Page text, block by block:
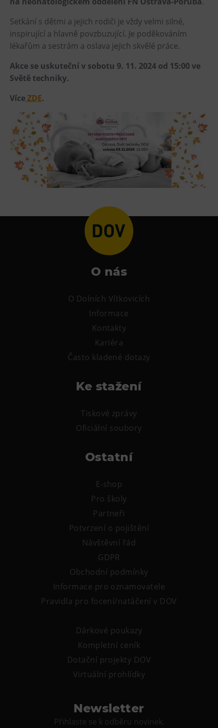
HopJump
Lezecká stěna
Fajna Dilna
Prohlídky
Dolní Vítkovice
Hornické muzeum
Občerstvení
Kavárna Velký Svět techniky
Narozeninové oslavy
Setkání s dětmi a jejich rodiči je vždy velmi silné,
inspirující a hlavně povzbuzující. Je poděkováním
lékařům a sestrám a oslava jejich skvělé práce.
Akce se uskuteční v sobotu 9. 11. 2024 od 15:00 ve
Světě techniky.
VíceZDE.
O nás
O Dolních Vítkovicích
Informace
Kontakty
Kariéra
Často kladené dotazy
Ke stažení
Tiskové zprávy
Oficiální soubory
Ostatní
E-shop
Pro školy
Partneři
Potvrzení o pojištění
Návštěvní řád
GDPR
Obchodní podmínky
Informace pro oznamovatele
Pravidla pro focení/natáčení v DOV
Dárkové poukazy
Kompletní ceník
Dotační projekty DOV
Virtuální prohlídky
Newsletter
Přihlaste se k odběru novinek.